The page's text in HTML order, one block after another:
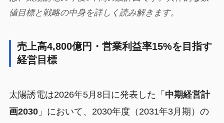
値目標と戦略の中身を詳しく読み解きます。
売上高4,800億円・営業利益率15%を目指す
経営目標
太陽誘電は2026年5月8日に発表した「 中期経営計
画2030」において、2030年度（2031年3月期）の